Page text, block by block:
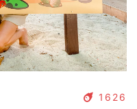
1626